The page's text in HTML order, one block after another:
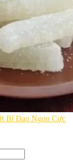
Bí Đao Ngon Cực